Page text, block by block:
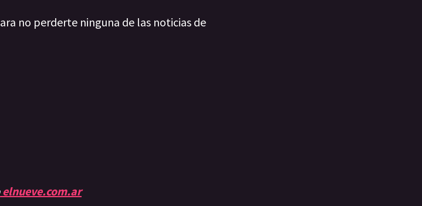
no perderte ninguna de las noticias de
elnueve.com.ar